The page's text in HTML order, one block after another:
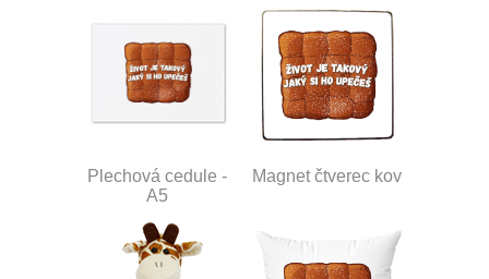
Plechová cedule -
A5
Magnet čtverec kov